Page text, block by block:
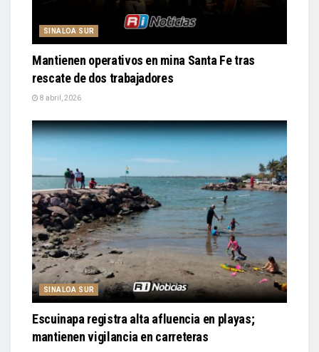
SINALOA SUR
Mantienen operativos en mina Santa Fe tras
rescate de dos trabajadores
8 abril, 2026
SINALOA SUR
Escuinapa registra alta afluencia en playas;
mantienen vigilancia en carreteras